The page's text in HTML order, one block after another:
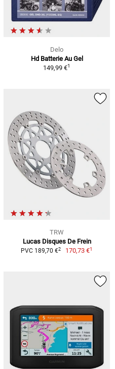
Delo
Hd Batterie Au Gel
149,99 €1
TRW
Lucas Disques De Frein
PVC 189,70 €2 170,73 €1